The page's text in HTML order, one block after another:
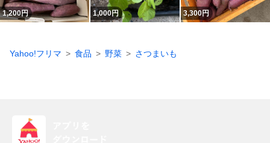
1,200円 1,000円 3,300円
Yahoo!フリマ 食品 野菜 さつまいも